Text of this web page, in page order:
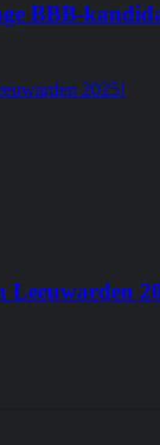
Leeuwarden